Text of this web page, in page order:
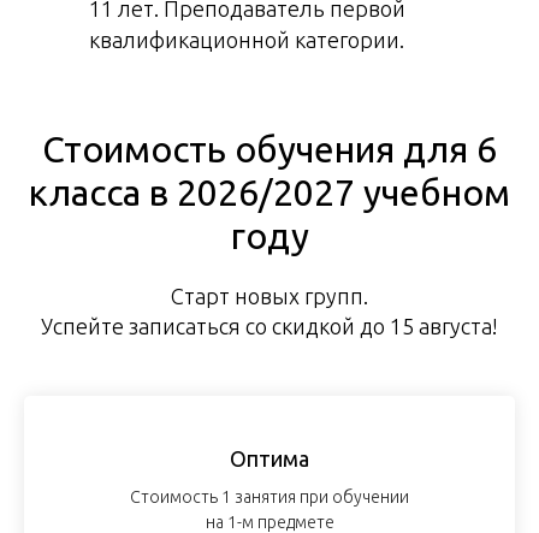
11 лет. Преподаватель первой
квалификационной категории.
Стоимость обучения для 6
класса в 2026/2027 учебном
году
Старт новых групп.
Успейте записаться со скидкой до 15 августа!
Оптима
Стоимость 1 занятия при обучении
на 1-м предмете